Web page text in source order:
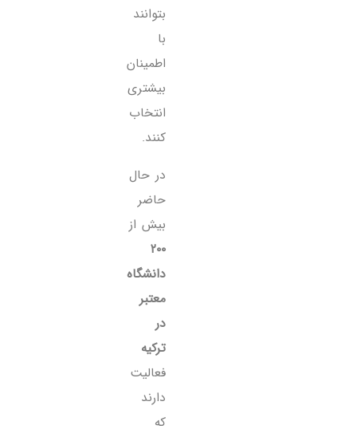
بتوانند
با
اطمینان
بیشتری
انتخاب
کنند.
در حال
حاضر
بیش از
۲۰۰
دانشگاه
معتبر
در
ترکیه
فعالیت
دارند
که